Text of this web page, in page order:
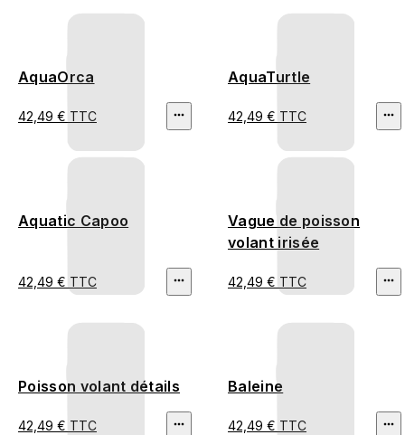
AquaOrca
42,49 € TTC
AquaTurtle
42,49 € TTC
Aquatic Capoo
42,49 € TTC
Vague de poisson
volant irisée
42,49 € TTC
Poisson volant détails
42,49 € TTC
Baleine
42,49 € TTC